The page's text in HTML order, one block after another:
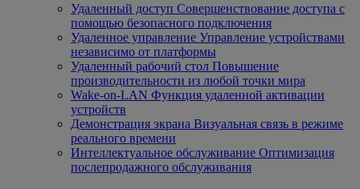
Удаленный доступ Совершенствование доступа с
помощью безопасного подключения
Удаленное управление Управление устройствами
независимо от платформы
Удаленный рабочий стол Повышение
производительности из любой точки мира
Wake-on-LAN Функция удаленной активации
устройств
Демонстрация экрана Визуальная связь в режиме
реального времени
Интеллектуальное обслуживание Оптимизация
послепродажного обслуживания